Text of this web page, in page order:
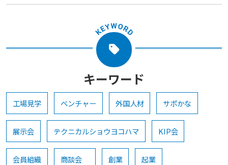
キーワード
工場見学 ベンチャー 外国人材 サポかな
展示会 テクニカルショウヨコハマ KIP会
会員組織 商談会 創業 起業